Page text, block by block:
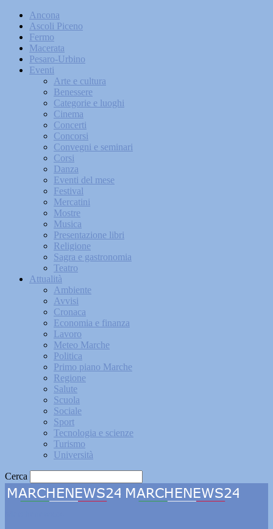
Ancona
Ascoli Piceno
Fermo
Macerata
Pesaro-Urbino
Eventi
Arte e cultura
Benessere
Categorie e luoghi
Cinema
Concerti
Concorsi
Convegni e seminari
Corsi
Danza
Eventi del mese
Festival
Mercatini
Mostre
Musica
Presentazione libri
Religione
Sagra e gastronomia
Teatro
Attualità
Ambiente
Avvisi
Cronaca
Economia e finanza
Lavoro
Meteo Marche
Politica
Primo piano Marche
Regione
Salute
Scuola
Sociale
Sport
Tecnologia e scienze
Turismo
Università
Cerca